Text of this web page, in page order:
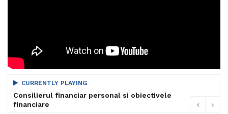
CURRENTLY PLAYING
Consilierul financiar personal si obiectivele
financiare